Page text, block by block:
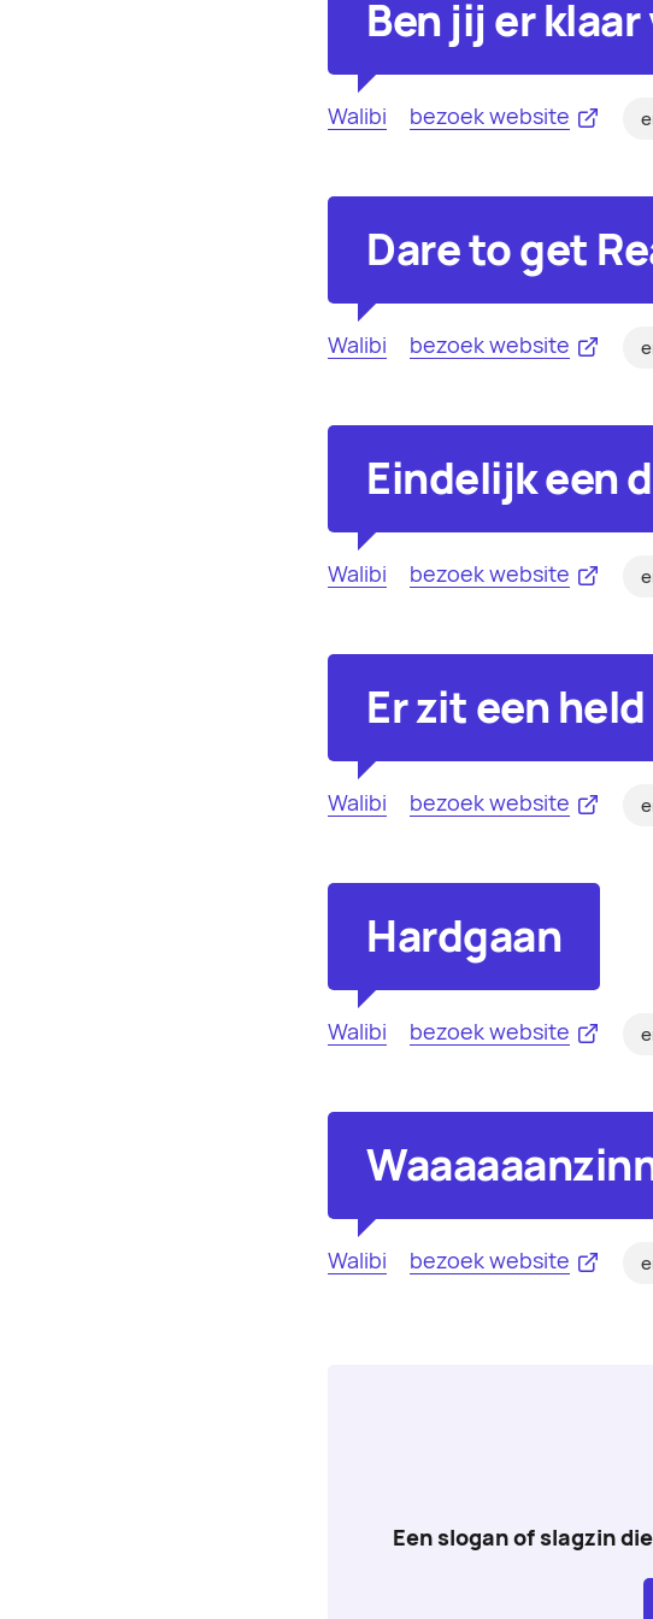
Ben jij er
Walibi bezoek website
Dare to get
Walibi bezoek website
Eindelijk een
Walibi bezoek website
Er zit een
Walibi bezoek website
Hardgaan
Walibi bezoek website
Walibi bezoek website
Een slogan of slagzin